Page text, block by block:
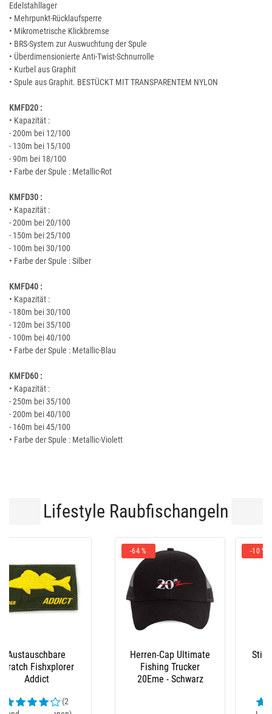
Edelstahllager
• Mehrpunkt-Rücklaufsperre
• Mikrometrische Klickbremse
• BRS-System zur Auswuchtung der Spule
• Überdimensionierte Anti-Twist-Schnurrolle
• Kurbel aus Graphit
• Spule aus Graphit. BESTÜCKT MIT TRANSPARENTEM NYLON
KMFD20 :
• Kapazität :
- 200m bei 12/100
- 130m bei 15/100
- 90m bei 18/100
• Farbe der Spule : Metallic-Rot
KMFD30 :
• Kapazität :
- 200m bei 20/100
- 150m bei 25/100
- 100m bei 30/100
• Farbe der Spule : Silber
KMFD40 :
• Kapazität :
- 180m bei 30/100
- 120m bei 35/100
- 100m bei 40/100
• Farbe der Spule : Metallic-Blau
KMFD60 :
• Kapazität :
- 250m bei 35/100
- 200m bei 40/100
- 160m bei 45/100
• Farbe der Spule : Metallic-Violett
Lifestyle Raubfischangeln
Stiefel Le Chameau Latzhose Xm Ocean